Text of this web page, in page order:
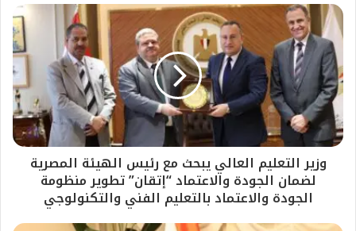
وزير التعليم العالي يبحث مع رئيس الهيئة المصرية
لضمان الجودة والاعتماد “إتقان” تطوير منظومة
الجودة والاعتماد بالتعليم الفني والتكنولوجي